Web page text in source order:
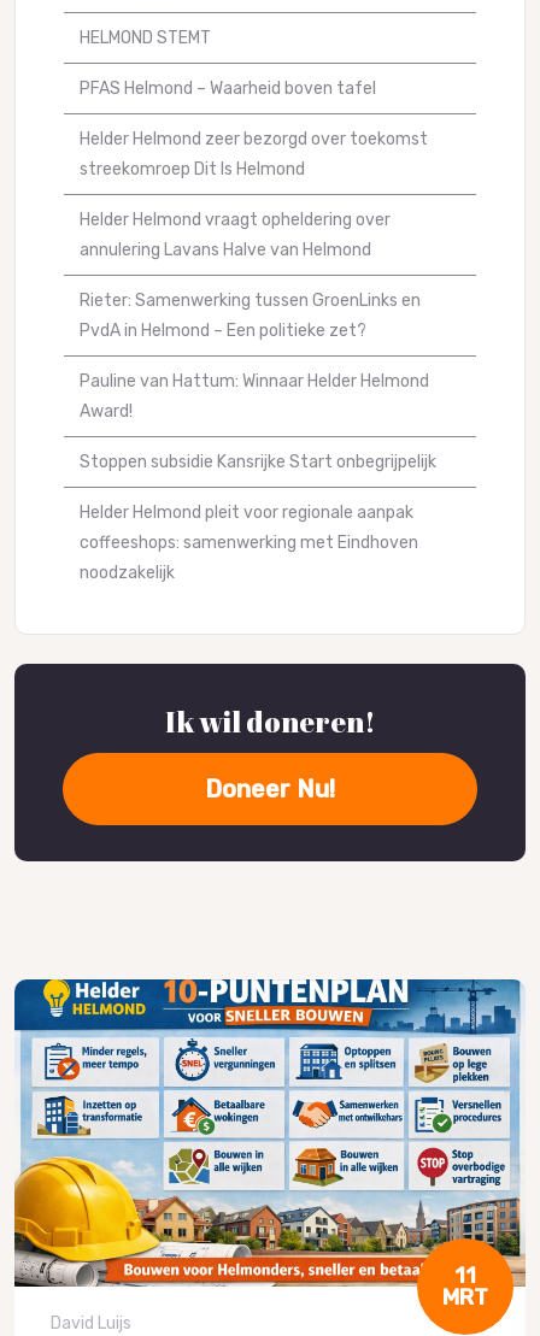
HELMOND STEMT
PFAS Helmond – Waarheid boven tafel
Helder Helmond zeer bezorgd over toekomst
streekomroep Dit Is Helmond
Helder Helmond vraagt opheldering over
annulering Lavans Halve van Helmond
Rieter: Samenwerking tussen GroenLinks en
PvdA in Helmond – Een politieke zet?
Pauline van Hattum: Winnaar Helder Helmond
Award!
Stoppen subsidie Kansrijke Start onbegrijpelijk
Helder Helmond pleit voor regionale aanpak
coffeeshops: samenwerking met Eindhoven
noodzakelijk
Ik wil doneren!
Doneer Nu!
11
MRT
David Luijs